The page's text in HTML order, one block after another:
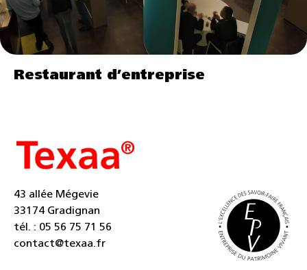
Restaurant d’entreprise
43 allée Mégevie
33174 Gradignan
tél. : 05 56 75 71 56
contact@texaa.fr